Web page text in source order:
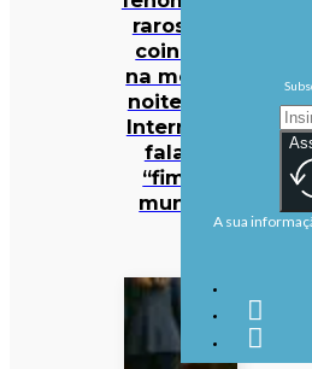
raros vão
coincidir
na mesma
noite… e a
Internet já
fala no
“fim do
mundo”
A sua